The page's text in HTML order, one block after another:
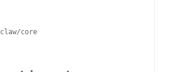
core